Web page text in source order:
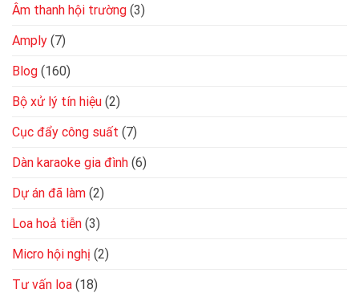
Âm thanh hội trường (3)
Amply (7)
Blog (160)
Bộ xử lý tín hiệu (2)
Cục đẩy công suất (7)
Dàn karaoke gia đình (6)
Dự án đã làm (2)
Loa hoả tiễn (3)
Micro hội nghị (2)
Tư vấn loa (18)